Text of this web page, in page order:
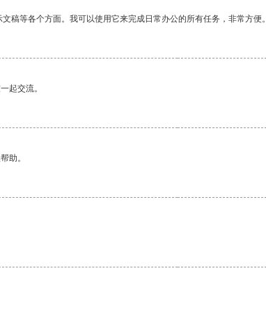
稿等各个方面。我可以使用它来完成日常办公的所有任务，非常方便。
起交流。
助。